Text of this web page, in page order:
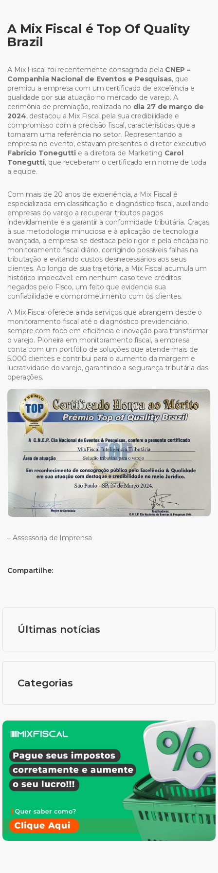
A Mix Fiscal é Top Of Quality
Brazil
A Mix Fiscal foi recentemente consagrada pela CNEP –
Companhia Nacional de Eventos e Pesquisas, que
premiou a empresa com um certificado de excelência e
qualidade por sua atuação no mercado de varejo. A
cerimônia de premiação, realizada no dia 27 de março de
2024, destacou a Mix Fiscal pela sua credibilidade e
compromisso com a precisão fiscal, características que a
tornaram uma referência no setor. Representando a
empresa no evento, estavam presentes o diretor executivo
Fabrício Tonegutti e a diretora de Marketing Carol
Tonegutti, que receberam o certificado em nome de toda
a equipe.
Com mais de 20 anos de experiência, a Mix Fiscal é
especializada em classificação e diagnóstico fiscal, auxiliando
empresas do varejo a recuperar tributos pagos
indevidamente e a garantir a conformidade tributária. Graças
à sua metodologia minuciosa e à aplicação de tecnologia
avançada, a empresa se destaca pelo rigor e pela eficácia no
monitoramento fiscal diário, corrigindo possíveis falhas na
tributação e evitando custos desnecessários aos seus
clientes. Ao longo de sua trajetória, a Mix Fiscal acumula um
histórico impecável: em nenhum caso teve créditos
negados pelo Fisco, um feito que evidencia sua
confiabilidade e comprometimento com os clientes.
A Mix Fiscal oferece ainda serviços que abrangem desde o
monitoramento fiscal até o diagnóstico previdenciário,
sempre com foco em eficiência e inovação para transformar
o varejo. Pioneira em monitoramento fiscal, a empresa
conta com um portfólio de soluções que atende mais de
5.000 clientes e contribui para o aumento da margem e
lucratividade do varejo, garantindo a segurança tributária das
operações.
– Assessoria de Imprensa
Compartilhe:
Últimas notícias
Categorias